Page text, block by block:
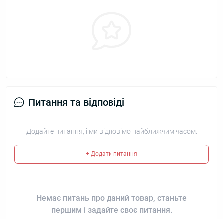
Питання та відповіді
Додайте питання, і ми відповімо найближчим часом.
+ Додати питання
Немає питань про даний товар, станьте
першим і задайте своє питання.